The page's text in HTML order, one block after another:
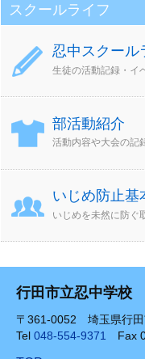
スクールライフ
忍中スクール
生徒の活動記録・イ
部活動紹介
活動内容や大会の記
いじめ防止基
いじめを未然に防ぐ
行田市立忍中学校
〒361-0052 埼玉県行
Tel 048-554-9371 Fax